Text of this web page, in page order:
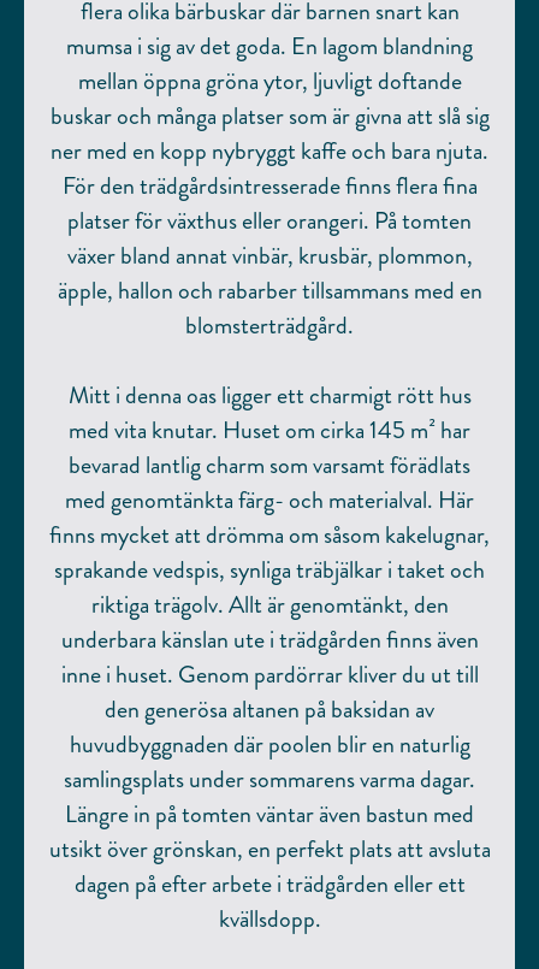
flera olika bärbuskar där barnen snart kan
mumsa i sig av det goda. En lagom blandning
mellan öppna gröna ytor, ljuvligt doftande
buskar och många platser som är givna att slå sig
ner med en kopp nybryggt kaffe och bara njuta.
För den trädgårdsintresserade finns flera fina
platser för växthus eller orangeri. På tomten
växer bland annat vinbär, krusbär, plommon,
äpple, hallon och rabarber tillsammans med en
blomsterträdgård.
Mitt i denna oas ligger ett charmigt rött hus
med vita knutar. Huset om cirka 145 m² har
bevarad lantlig charm som varsamt förädlats
med genomtänkta färg- och materialval. Här
finns mycket att drömma om såsom kakelugnar,
sprakande vedspis, synliga träbjälkar i taket och
riktiga trägolv. Allt är genomtänkt, den
underbara känslan ute i trädgården finns även
inne i huset. Genom pardörrar kliver du ut till
den generösa altanen på baksidan av
huvudbyggnaden där poolen blir en naturlig
samlingsplats under sommarens varma dagar.
Längre in på tomten väntar även bastun med
utsikt över grönskan, en perfekt plats att avsluta
dagen på efter arbete i trädgården eller ett
kvällsdopp.